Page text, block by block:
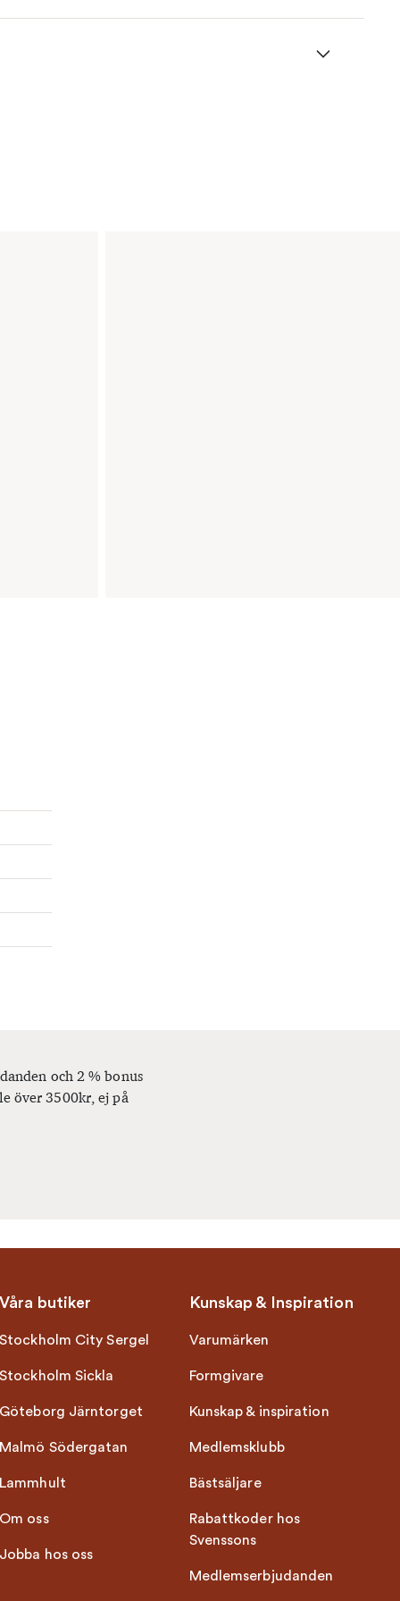
och 2 % bonus
över 3500kr, ej på
Våra butiker
Stockholm City Sergel
Stockholm Sickla
Göteborg Järntorget
Malmö Södergatan
Lammhult
Om oss
Jobba hos oss
Kunskap & Inspiration
Varumärken
Formgivare
Kunskap & inspiration
Medlemsklubb
Bästsäljare
Rabattkoder hos
Svenssons
Medlemserbjudanden